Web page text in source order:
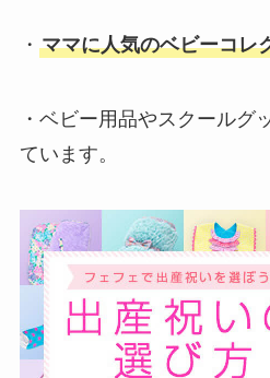
・ ママに人気のベビーコレ
・ベビー用品やスクールグ
ています。